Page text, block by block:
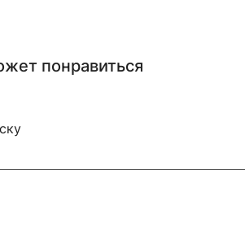
понравиться